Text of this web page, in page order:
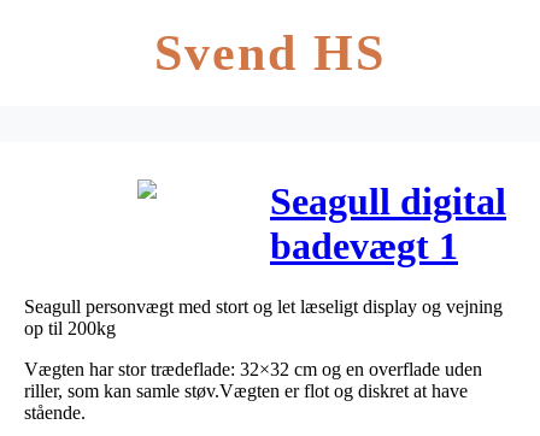
Svend HS
Seagull digital
badevægt 1
stk
Seagull personvægt med stort og let læseligt display og vejning
op til 200kg
Vægten har stor trædeflade: 32×32 cm og en overflade uden
riller, som kan samle støv.Vægten er flot og diskret at have
stående.